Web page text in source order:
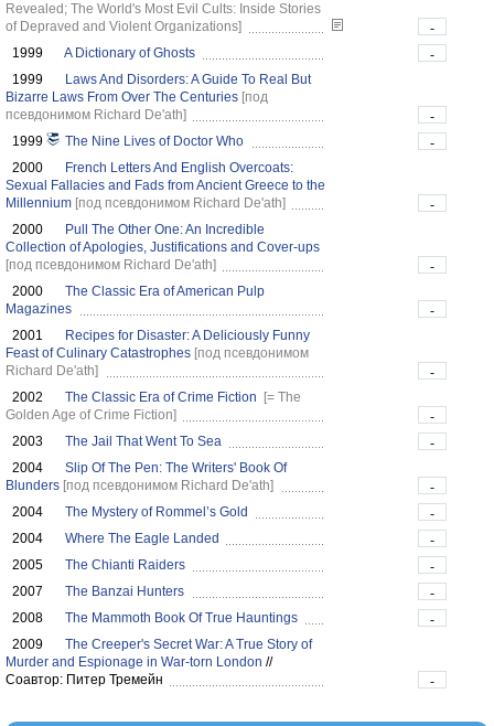
Revealed; The World's Most Evil Cults: Inside Stories
of Depraved and Violent Organizations]
-
1999
A Dictionary of Ghosts
-
1999
Laws And Disorders: A Guide To Real But
Bizarre Laws From Over The Centuries [под
псевдонимом Richard De'ath]
-
1999
The Nine Lives of Doctor Who
-
2000
French Letters And English Overcoats:
Sexual Fallacies and Fads from Ancient Greece to the
Millennium [под псевдонимом Richard De'ath]
-
2000
Pull The Other One: An Incredible
Collection of Apologies, Justifications and Cover-ups
[под псевдонимом Richard De'ath]
-
2000
The Classic Era of American Pulp
Magazines
-
2001
Recipes for Disaster: A Deliciously Funny
Feast of Culinary Catastrophes [под псевдонимом
Richard De'ath]
-
2002
The Classic Era of Crime Fiction
[= The
Golden Age of Crime Fiction]
-
2003
The Jail That Went To Sea
-
2004
Slip Of The Pen: The Writers' Book Of
Blunders [под псевдонимом Richard De'ath]
-
2004
The Mystery of Rommel’s Gold
-
2004
Where The Eagle Landed
-
2005
The Chianti Raiders
-
2007
The Banzai Hunters
-
2008
The Mammoth Book Of True Hauntings
-
2009
The Creeper's Secret War: A True Story of
Murder and Espionage in War-torn London //
Соавтор: Питер Тремейн
-